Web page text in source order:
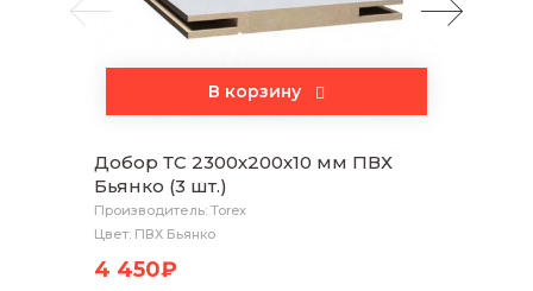
В корзину
Добор ТС 2300х200х10 мм ПВХ
Бьянко (3 шт.)
Производитель: Torex
Цвет: ПВХ Бьянко
4 450₽